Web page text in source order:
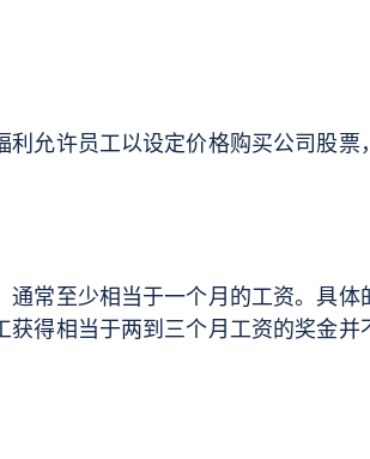
允许员工以设定价格购买公司股票
常至少相当于一个月的工资。具体
得相当于两到三个月工资的奖金并